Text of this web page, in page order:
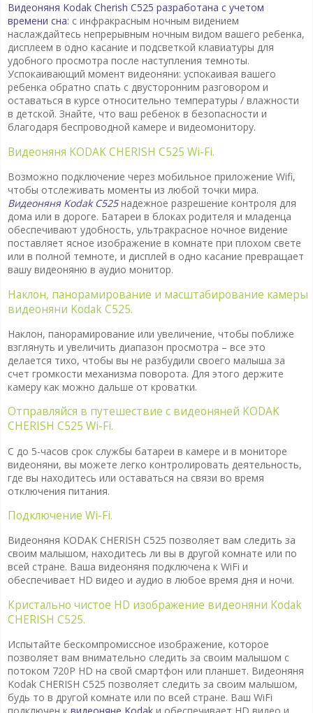
Видеоняня Kodak Cherish C525 разработана с учетом
времени сна: с инфракрасным ночным видением
наслаждайтесь непрерывным ночным видом вашего ребенка,
дисплеем в одно касание и подсветкой клавиатуры для
удобного просмотра после наступления темноты.
Успокаивающий момент видеоняни: успокаивая вашего
ребенка обратно спать с двусторонним разговором и
оставаться в курсе относительно температуры / влажности
в детской. Знайте, что ваш ребенок в безопасности и
благодаря беспроводной камере и видеомонитору.
Видеоняня KODAK CHERISH C525 Wi-Fi.
Возможно подключение через мобильное приложение Wifi,
чтобы отслеживать моменты из любой точки мира.
Видеоняня Kodak C525надежное разрешение контроля для
дома или в дороге. Батареи в блоках родителя и младенца
обеспечивают удобность, ультракрасное ночное видение
поставляет ясное изображение в комнате при плохом свете
или в полной темноте, и дисплей в одно касание превращает
вашу видеоняню в аудио монитор.
Наклон, панорамирование и масштабирование камеры
видеоняни Kodak C525.
Наклон, панорамирование или увеличение, чтобы поближе
взглянуть и увеличить диапазон просмотра – все это
делается тихо, чтобы вы не разбудили своего малыша за
счет громкости механизма поворота. Для этого держите
камеру как можно дальше от кроватки.
Отправляйся в путешествие с видеоняней KODAK
CHERISH C525 Wi-Fi.
С до 5-часов срок службы батареи в камере и в мониторе
видеоняни, вы можете легко контролировать деятельность,
где вы находитесь или оставаться на связи во время
отключения питания.
Подключение Wi-Fi.
Видеоняня KODAK CHERISH C525 позволяет вам следить за
своим малышом, находитесь ли вы в другой комнате или по
всей стране. Ваша видеоняня подключена к WiFi и
обеспечивает HD видео и аудио в любое время дня и ночи.
Кристально чистое HD изображение видеоняни Kodak
CHERISH C525.
Испытайте бескомпромиссное изображение, которое
позволяет вам внимательно следить за своим малышом с
потоком 720P HD на свой смартфон или планшет. Видеоняня
Kodak CHERISH C525 позволяет следить за своим малышом,
будь то в другой комнате или по всей стране. Ваш WiFi